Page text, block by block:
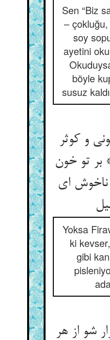
Sen “Biz
–
soy
ayetini
böyle
susuz
و کوثر
تو خون
ای
Yoksa
ki
gibi
شو از هر